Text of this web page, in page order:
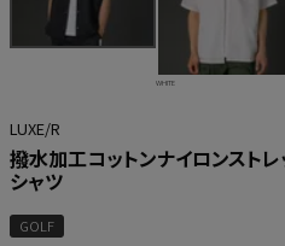
WHITE
LUXE/R
撥水加工コットンナイロンスト
シャツ
GOLF